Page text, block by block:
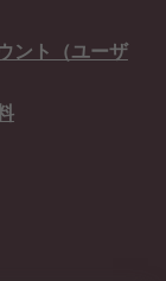
ント（ユーザ